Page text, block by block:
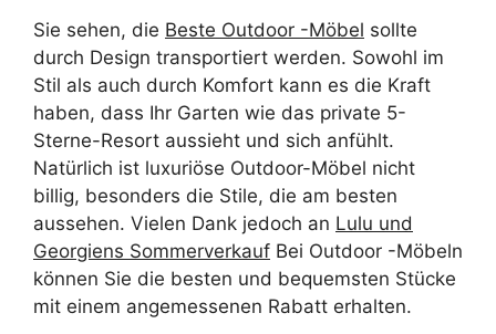
Sie sehen, die Beste Outdoor -Möbel sollte
durch Design transportiert werden. Sowohl im
Stil als auch durch Komfort kann es die Kraft
haben, dass Ihr Garten wie das private 5-
Sterne-Resort aussieht und sich anfühlt.
Natürlich ist luxuriöse Outdoor-Möbel nicht
billig, besonders die Stile, die am besten
aussehen. Vielen Dank jedoch an Lulu und
Georgiens Sommerverkauf Bei Outdoor -Möbeln
können Sie die besten und bequemsten Stücke
mit einem angemessenen Rabatt erhalten.